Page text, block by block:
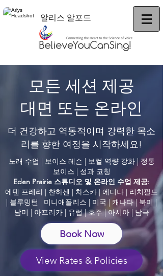
알리스 알포드
모든 세션 제공
대면 또는 온라인
더 건강하고 역동적이며 강력한 목소
리를 향한 여정을 시작하세요!
노래 수업 | 보이스 레슨 | 보컬 역량 강화 | 정통
보이스 | 성과 코칭
Eden Prairie 스튜디오 및 온라인 수업 제공:
에덴 프레리 | 찬하센 | 차스카 | 에디나 | 리치필드
| 블루밍턴 | 미니애폴리스 | 미국 | 캐나다 | 북미 |
남미 | 아프리카 | 유럽 | 호주 | 아시아 | 남극
Book Now
View Rates & Policies